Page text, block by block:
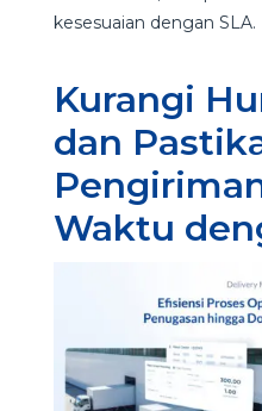
kesesuaian dengan SLA.
Kurangi
dan
Waktu